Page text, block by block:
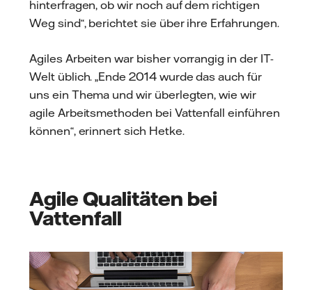
hinterfragen, ob wir noch auf dem richtigen
Weg sind“, berichtet sie über ihre Erfahrungen.
Agiles Arbeiten war bisher vorrangig in der IT-
Welt üblich. „Ende 2014 wurde das auch für
uns ein Thema und wir überlegten, wie wir
agile Arbeitsmethoden bei Vattenfall einführen
können“, erinnert sich Hetke.
Agile Qualitäten bei
Vattenfall